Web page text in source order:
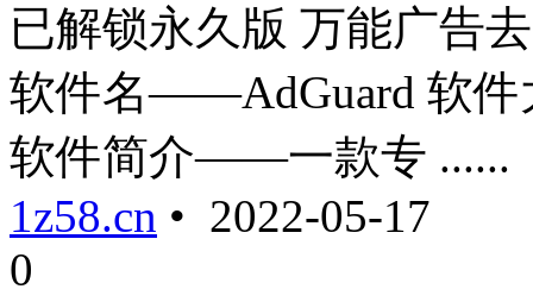
已解锁永久版 万能广告
软件名——AdGuard 软
软件简介——一款专 ......
1z58.cn • 2022-05-17
0